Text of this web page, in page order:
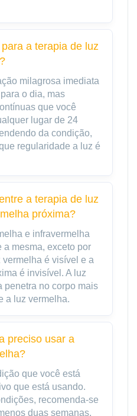
a terapia de luz
milagrosa imediata
o dia, mas
que você
lugar de 24
da condição,
regularidade a luz é
a terapia de luz
próxima?
e infravermelha
a mesma, exceto por
é visível e a
é invisível. A luz
penetra no corpo mais
a luz vermelha.
preciso usar a
que você está
que está usando.
recomenda-se
duas semanas,